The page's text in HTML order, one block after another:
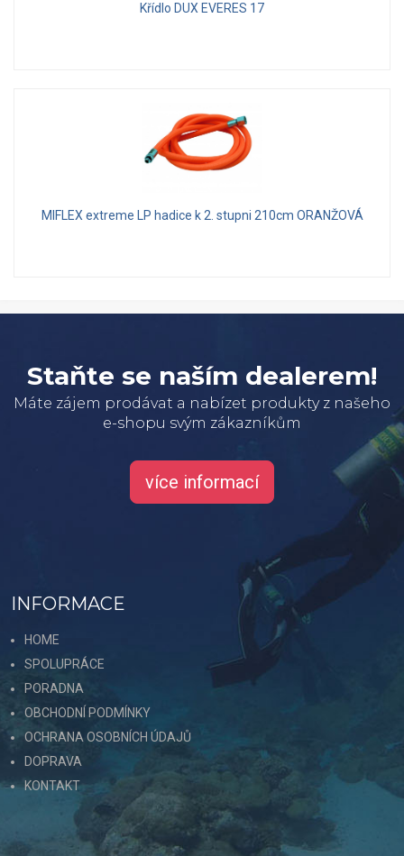
Křídlo DUX EVERES 17
MIFLEX extreme LP hadice k 2. stupni 210cm ORANŽOVÁ
Staňte se naším dealerem!
Máte zájem prodávat a nabízet produkty z našeho
e-shopu svým zákazníkům
více informací
INFORMACE
HOME
SPOLUPRÁCE
PORADNA
OBCHODNÍ PODMÍNKY
OCHRANA OSOBNÍCH ÚDAJŮ
DOPRAVA
KONTAKT